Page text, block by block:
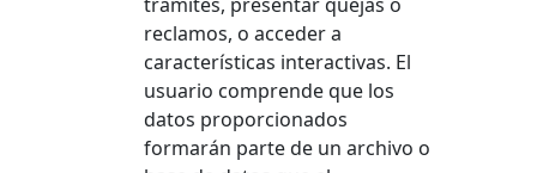
reclamos, o acceder a
características interactivas. El
usuario comprende que los
datos proporcionados
formarán parte de un archivo o